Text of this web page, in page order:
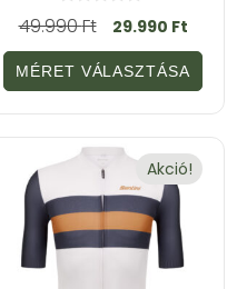
0
a
z
5
-
b
ő
49.990Ft 29.990 Ft
MÉRET VÁLASZTÁSA
Akció!